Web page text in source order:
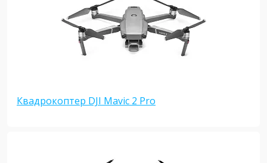
Квадрокоптер DJI Mavic 2 Pro